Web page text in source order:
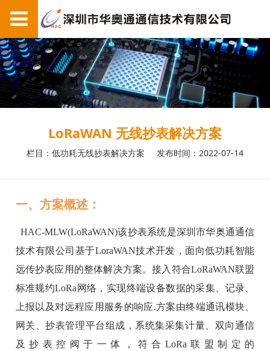
LoRaWAN 无线抄表解决方案
栏目：低功耗无线抄表解决方案 发布时间：2022-07-14
一、方案概述：
HAC-MLW(LoRaWAN)该抄表系统是深圳市华奥通通信
技术有限公司基于LoraWAN技术开发，面向低功耗智能
远传抄表应用的整体解决方案。接入符合LoRaWAN联盟
标准规约LoRa网络，实现终端设备数据的采集、记录、
上报以及对远程应用服务的响应.方案由终端通讯模块
网关、抄表管理平台组成，系统集采集计量、双向通信
及抄表控阀于一体
，符合LoRa联盟制定的